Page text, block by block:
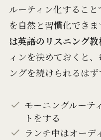
ルーティン化するこ
を自然と習慣化でき
は英語のリスニング教
ィンを決めておくと
ングを続けられるはず
モーニングルーテ
トをする
ランチ中はオーデ